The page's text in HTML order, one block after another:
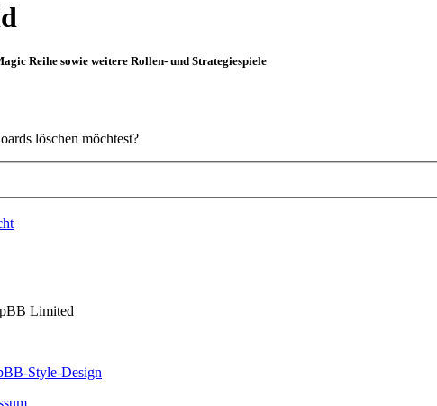
Reihe sowie weitere Rollen- und Strategiespiele
löschen möchtest?
Limited
Style-Design